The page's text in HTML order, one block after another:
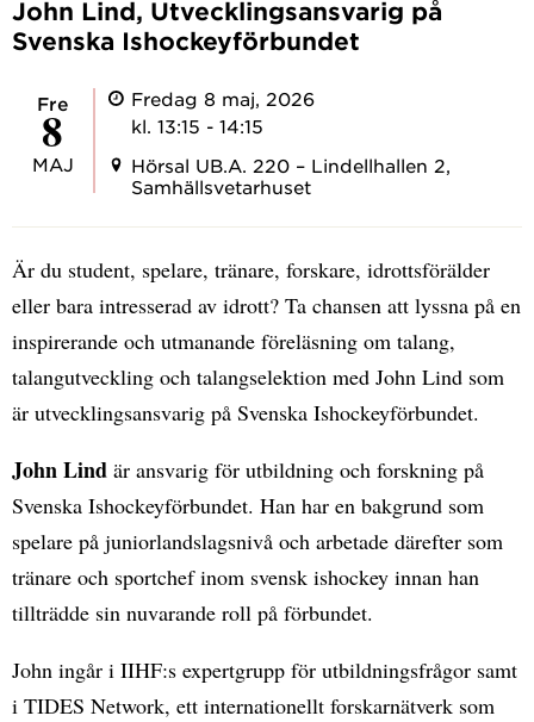
John Lind, Utvecklingsansvarig på
Svenska Ishockeyförbundet
fre
8
MAJ
Fredag 8 maj, 2026
kl. 13:15 - 14:15
Hörsal UB.A. 220 – Lindellhallen 2,
Samhällsvetarhuset
Är du student, spelare, tränare, forskare, idrottsförälder
eller bara intresserad av idrott? Ta chansen att lyssna på en
inspirerande och utmanande föreläsning om talang,
talangutveckling och talangselektion med John Lind som
är utvecklingsansvarig på Svenska Ishockeyförbundet.
John Lind är ansvarig för utbildning och forskning på
Svenska Ishockeyförbundet. Han har en bakgrund som
spelare på juniorlandslagsnivå och arbetade därefter som
tränare och sportchef inom svensk ishockey innan han
tillträdde sin nuvarande roll på förbundet.
John ingår i IIHF:s expertgrupp för utbildningsfrågor samt
i TIDES Network, ett internationellt forskarnätverk som